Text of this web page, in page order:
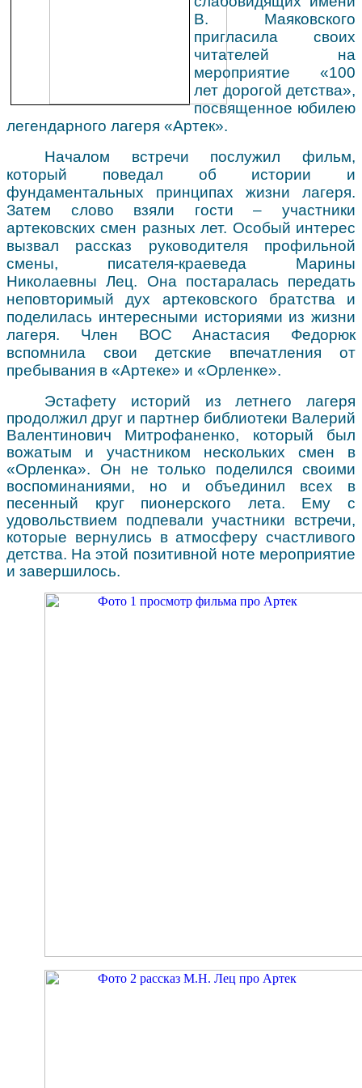
В. Маяковского
пригласила своих
читателей на
мероприятие «100
лет дорогой детства»,
посвященное юбилею
легендарного лагеря «Артек».
Началом встречи послужил фильм,
который поведал об истории и
фундаментальных принципах жизни лагеря.
Затем слово взяли гости – участники
артековских смен разных лет. Особый интерес
вызвал рассказ руководителя профильной
смены, писателя-краеведа Марины
Николаевны Лец. Она постаралась передать
неповторимый дух артековского братства и
поделилась интересными историями из жизни
лагеря. Член ВОС Анастасия Федорюк
вспомнила свои детские впечатления от
пребывания в «Артеке» и «Орленке».
Эстафету историй из летнего лагеря
продолжил друг и партнер библиотеки Валерий
Валентинович Митрофаненко, который был
вожатым и участником нескольких смен в
«Орленка». Он не только поделился своими
воспоминаниями, но и объединил всех в
песенный круг пионерского лета. Ему с
удовольствием подпевали участники встречи,
которые вернулись в атмосферу счастливого
детства. На этой позитивной ноте мероприятие
и завершилось.